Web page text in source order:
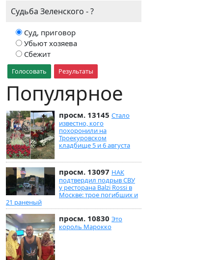
Судьба Зеленского - ?
Суд, приговор
Убьют хозяева
Сбежит
Голосовать Результаты
Популярное
просм. 13145 Стало
известно, кого
похоронили на
Троекуровском
кладбище 5 и 6 августа
просм. 13097 НАК
подтвердил подрыв СВУ
у ресторана Balzi Rossi в
Москве: трое погибших и
21 раненый
просм. 10830 Это
король Марокко